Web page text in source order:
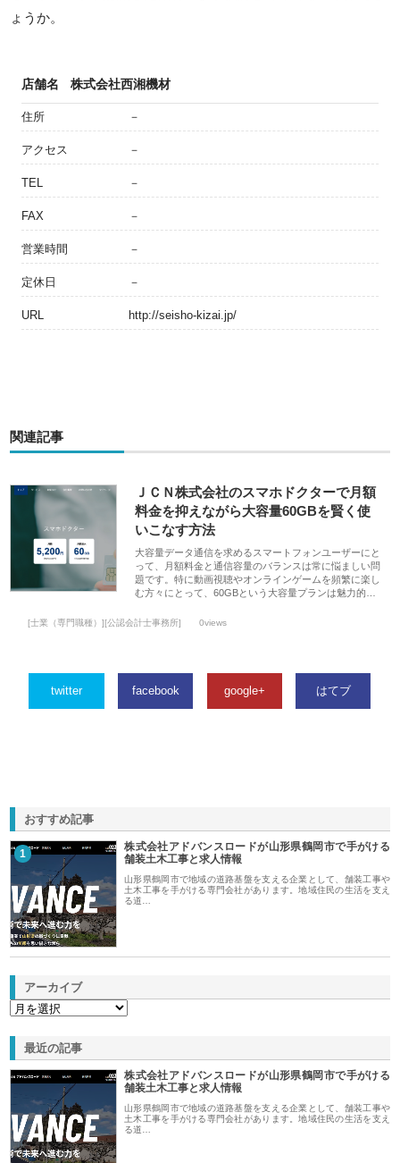
ょうか。
店舗名 株式会社西湘機材
住所 －
アクセス －
TEL －
FAX －
営業時間 －
定休日 －
URL http://seisho-kizai.jp/
関連記事
ＪＣＮ株式会社のスマホドクターで月額
料金を抑えながら大容量60GBを賢く使
いこなす方法
大容量データ通信を求めるスマートフォンユーザーにと
って、月額料金と通信容量のバランスは常に悩ましい問
題です。特に動画視聴やオンラインゲームを頻繁に楽し
む方々にとって、60GBという大容量プランは魅力的…
[士業（専門職種）][公認会計士事務所] 0views
twitter facebook google+ はてブ
おすすめ記事
1
株式会社アドバンスロードが山形県鶴岡市で手がける
舗装土木工事と求人情報
山形県鶴岡市で地域の道路基盤を支える企業として、舗装工事や
土木工事を手がける専門会社があります。地域住民の生活を支え
る道…
アーカイブ
最近の記事
株式会社アドバンスロードが山形県鶴岡市で手がける
舗装土木工事と求人情報
山形県鶴岡市で地域の道路基盤を支える企業として、舗装工事や
土木工事を手がける専門会社があります。地域住民の生活を支え
る道…